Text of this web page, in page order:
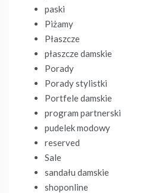
paski
Piżamy
Płaszcze
płaszcze damskie
Porady
Porady stylistki
Portfele damskie
program partnerski
pudelek modowy
reserved
Sale
sandału damskie
shoponline